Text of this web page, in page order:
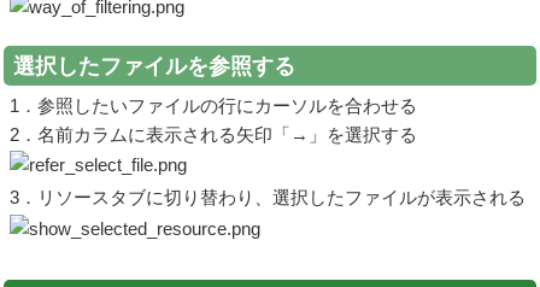
選択したファイルを参照する
1．参照したいファイルの行にカーソルを合わせる
2．名前カラムに表示される矢印「→」を選択する
3．リソースタブに切り替わり、選択したファイルが表示される